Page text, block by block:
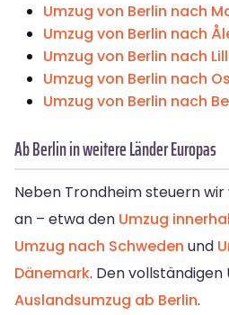
Umzug von Berlin nach
Umzug von Berlin nach
Umzug von Berlin nach
Umzug von Berlin nach
Umzug von Berlin nach
Ab Berlin in weitere Länder Europas
Neben Trondheim steuern
an – etwa den Umzug
Umzug nach Schweden und
Dänemark. Den
Auslandsumzug ab Berlin.